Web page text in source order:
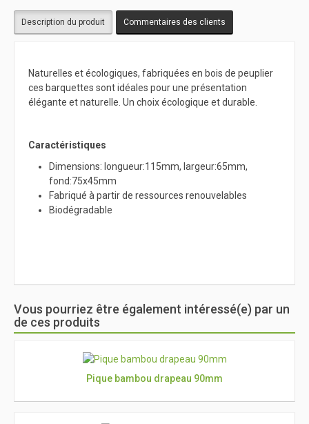
Description du produit Commentaires des clients
Naturelles et écologiques, fabriquées en bois de peuplier
ces barquettes sont idéales pour une présentation
élégante et naturelle. Un choix écologique et durable.
Caractéristiques
Dimensions: longueur:115mm, largeur:65mm,
fond:75x45mm
Fabriqué à partir de ressources renouvelables
Biodégradable
Vous pourriez être également intéressé(e) par un
de ces produits
Pique bambou drapeau 90mm